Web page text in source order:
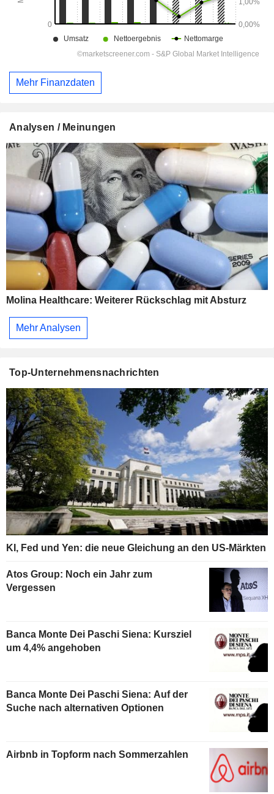
Mehr Finanzdaten
Analysen / Meinungen
Molina Healthcare: Weiterer Rückschlag mit Absturz
Mehr Analysen
Top-Unternehmensnachrichten
KI, Fed und Yen: die neue Gleichung an den US-Märkten
Atos Group: Noch ein Jahr zum
Vergessen
Banca Monte Dei Paschi Siena: Kursziel
um 4,4% angehoben
Banca Monte Dei Paschi Siena: Auf der
Suche nach alternativen Optionen
Airbnb in Topform nach Sommerzahlen